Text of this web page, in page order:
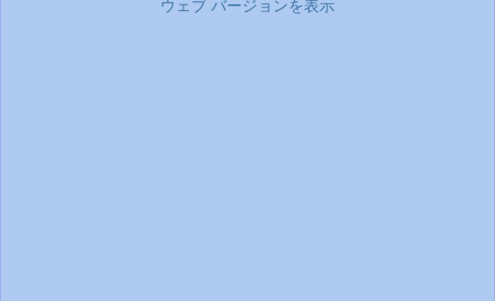
ウェブ バージョンを表示